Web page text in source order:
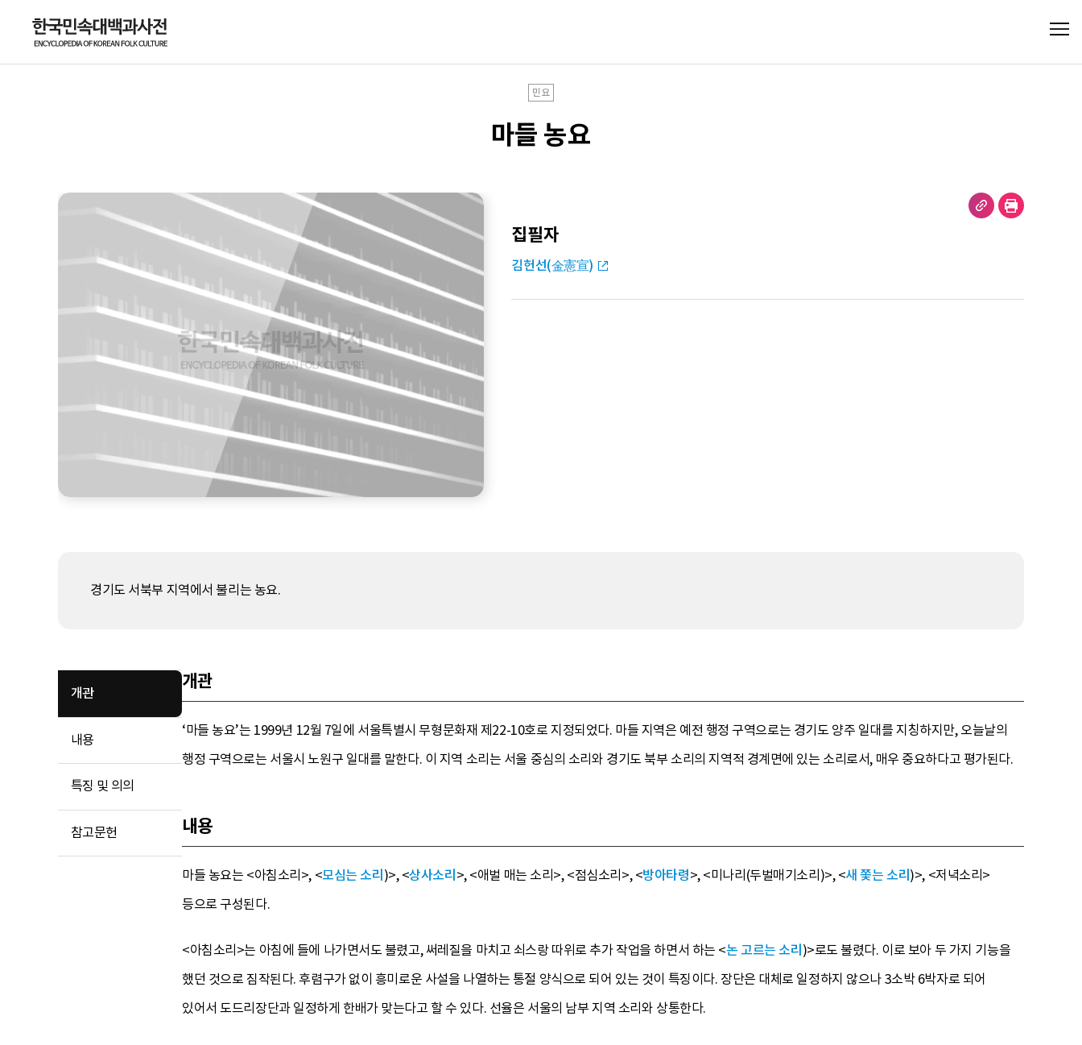
민요
마들 농요
집필자
김헌선(金憲宣)
경기도 서북부 지역에서 불리는 농요.
개관
내용
특징 및 의의
참고문헌
개관
‘마들 농요’는 1999년 12월 7일에 서울특별시 무형문화재 제22-10호로 지정되었다. 마들 지역은 예전 행정 구역으로는 경기도 양주 일대를 지칭하지만, 오늘날의
행정 구역으로는 서울시 노원구 일대를 말한다. 이 지역 소리는 서울 중심의 소리와 경기도 북부 소리의 지역적 경계면에 있는 소리로서, 매우 중요하다고 평가된다.
내용
마들 농요는 <아침소리>, <모심는 소리)>, <상사소리>, <애벌 매는 소리>, <점심소리>, <방아타령>, <미나리(두벌매기소리)>, <새 쫓는 소리)>, <저녁소리>
등으로 구성된다.
<아침소리>는 아침에 들에 나가면서도 불렸고, 써레질을 마치고 쇠스랑 따위로 추가 작업을 하면서 하는 <논 고르는 소리 )>로도 불렸다. 이로 보아 두 가지 기능을
했던 것으로 짐작된다. 후렴구가 없이 흥미로운 사설을 나열하는 통절 양식으로 되어 있는 것이 특징이다. 장단은 대체로 일정하지 않으나 3소박 6박자로 되어
있어서 도드리장단과 일정하게 한배가 맞는다고 할 수 있다. 선율은 서울의 남부 지역 소리와 상통한다.